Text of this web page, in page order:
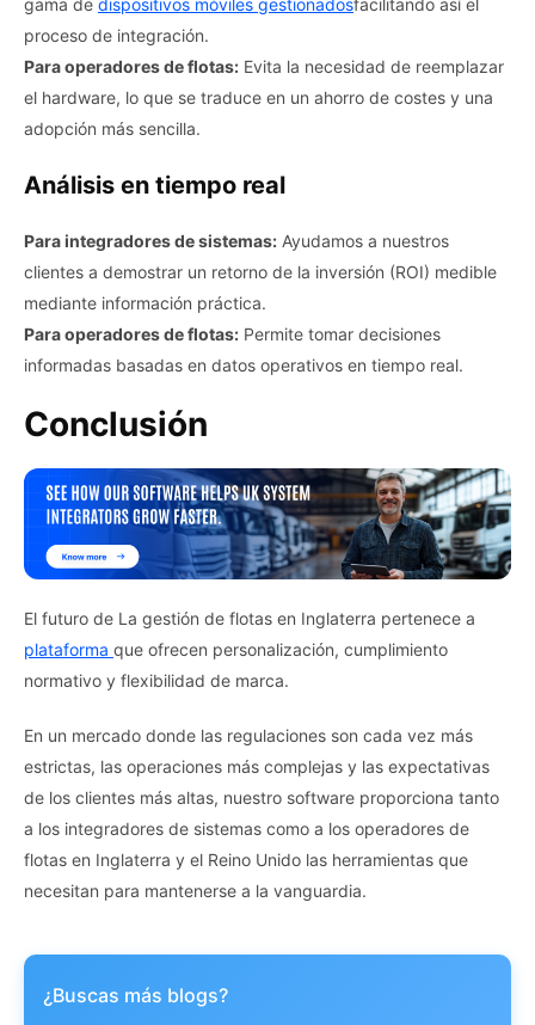
gama de dispositivos móviles gestionadosfacilitando así el
proceso de integración.
Para operadores de flotas: Evita la necesidad de reemplazar
el hardware, lo que se traduce en un ahorro de costes y una
adopción más sencilla.
Análisis en tiempo real
Para integradores de sistemas: Ayudamos a nuestros
clientes a demostrar un retorno de la inversión (ROI) medible
mediante información práctica.
Para operadores de flotas: Permite tomar decisiones
informadas basadas en datos operativos en tiempo real.
Conclusión
El futuro de La gestión de flotas en Inglaterra pertenece a
plataforma que ofrecen personalización, cumplimiento
normativo y flexibilidad de marca.
En un mercado donde las regulaciones son cada vez más
estrictas, las operaciones más complejas y las expectativas
de los clientes más altas, nuestro software proporciona tanto
a los integradores de sistemas como a los operadores de
flotas en Inglaterra y el Reino Unido las herramientas que
necesitan para mantenerse a la vanguardia.
¿Buscas más blogs?